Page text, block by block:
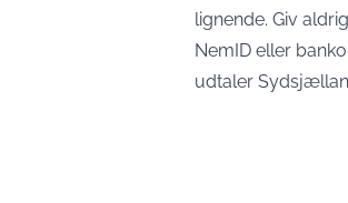
lignende. Giv
NemID eller
udtaler